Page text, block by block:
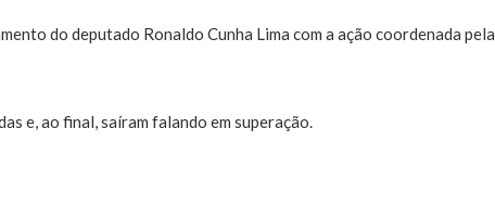
do deputado Ronaldo Cunha Lima com a ação coordenada pela
e, ao final, saíram falando em superação.